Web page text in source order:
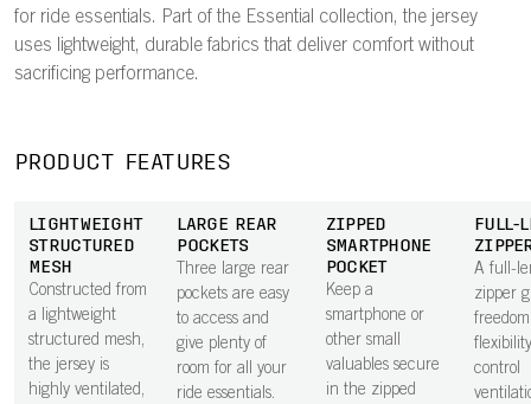
for ride essentials. Part of the Essential collection, the jersey
uses lightweight, durable fabrics that deliver comfort without
sacrificing performance.
PRODUCT FEATURES
LIGHTWEIGHT
STRUCTURED
MESH
Constructed from
a lightweight
structured mesh,
the jersey is
highly ventilated,
LARGE REAR
POCKETS
Three large rear
pockets are easy
to access and
give plenty of
room for all your
ride essentials.
ZIPPED
SMARTPHONE
POCKET
Keep a
smartphone or
other small
valuables secure
in the zipped
FULL-
A full-
zipper
control